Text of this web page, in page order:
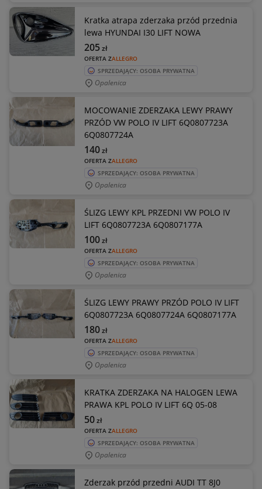
Kratka atrapa zderzaka przód przednia
lewa HYUNDAI I30 LIFT NOWA
OFERTA ZALLEGRO
205zł
SPRZEDAJĄCY: OSOBA PRYWATNA
Opalenica
MOCOWANIE ZDERZAKA LEWY PRAWY
PRZÓD VW POLO IV LIFT 6Q0807723A
6Q0807724A
OFERTA ZALLEGRO
140zł
SPRZEDAJĄCY: OSOBA PRYWATNA
Opalenica
ŚLIZG LEWY KPL PRZEDNI VW POLO IV
LIFT 6Q0807723A 6Q0807177A
OFERTA ZALLEGRO
100zł
SPRZEDAJĄCY: OSOBA PRYWATNA
Opalenica
ŚLIZG LEWY PRAWY PRZÓD POLO IV LIFT
6Q0807723A 6Q0807724A 6Q0807177A
OFERTA ZALLEGRO
180zł
SPRZEDAJĄCY: OSOBA PRYWATNA
Opalenica
KRATKA ZDERZAKA NA HALOGEN LEWA
PRAWA KPL POLO IV LIFT 6Q 05-08
OFERTA ZALLEGRO
50zł
SPRZEDAJĄCY: OSOBA PRYWATNA
Opalenica
Zderzak przód przedni AUDI TT 8J0